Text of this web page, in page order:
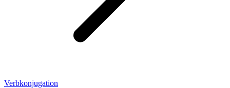
Verbkonjugation